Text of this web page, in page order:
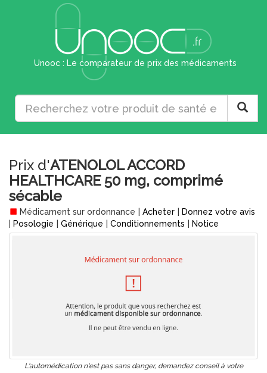
Unooc : Le comparateur de prix des médicaments
Prix d'ATENOLOL ACCORD
HEALTHCARE 50 mg, comprimé
sécable
Médicament sur ordonnance Acheter
Donnez votre avis
Posologie Générique Conditionnements Notice
L'automédication n'est pas sans danger, demandez conseil à votre